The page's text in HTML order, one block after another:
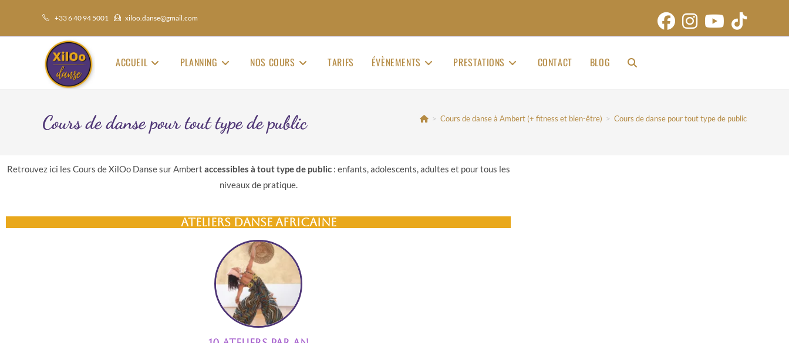
+33 6 40 94 5001 xiloo.danse@gmail.com
ACCUEIL PLANNING NOS COURS TARIFS ÉVÈNEMENTS PRESTATIONS CONTACT BLOG
Cours de danse pour tout type de public > Cours de danse à Ambert (+ fitness et bien-être) > Cours de danse pour tout type de public
Retrouvez ici les Cours de XilOo Danse sur Ambert accessibles à tout type de public: enfants, adolescents, adultes et pour tous les
niveaux de pratique.
Ateliers danse africaine